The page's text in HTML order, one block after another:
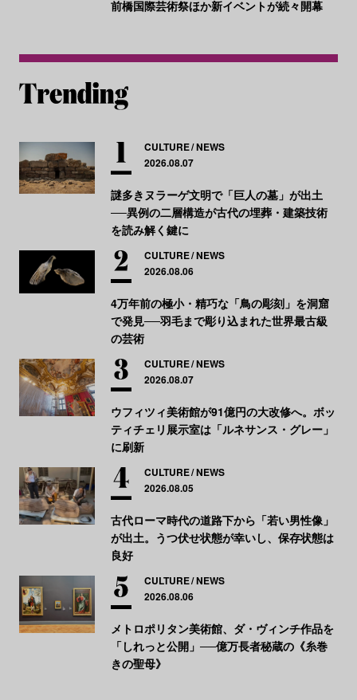
前橋国際芸術祭ほか新イベントが続々開幕
CULTURE NEWS
2026.08.07
謎多きヌラーゲ文明で「巨人の墓」が出土
──異例の二層構造が古代の埋葬・建築技術
を読み解く鍵に
CULTURE NEWS
2026.08.06
4万年前の極小・精巧な「鳥の彫刻」を洞窟
で発見──羽毛まで彫り込まれた世界最古級
の芸術
CULTURE NEWS
2026.08.07
ウフィツィ美術館が91億円の大改修へ。ボッ
ティチェリ展示室は「ルネサンス・グレー」
に刷新
CULTURE NEWS
2026.08.05
古代ローマ時代の道路下から「若い男性像」
が出土。うつ伏せ状態が幸いし、保存状態は
良好
CULTURE NEWS
2026.08.06
メトロポリタン美術館、ダ・ヴィンチ作品を
「しれっと公開」──億万長者秘蔵の《糸巻
きの聖母》